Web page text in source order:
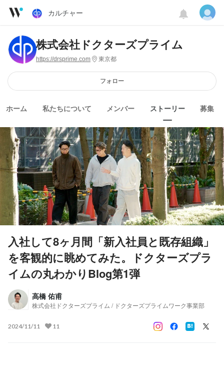
カルチャー
株式会社ドクターズプライム
https://drsprime.com 東京都
フォロー
ホーム 私たちについて メンバー ストーリー 募集
入社して8ヶ月間「新入社員と既存組織」
を客観的に眺めてみた。ドクターズプラ
イムの丸わかりBlog第1弾
高橋 佑甫
株式会社ドクターズプライム / ドクターズプライムワーク事業部
2024/11/11 11